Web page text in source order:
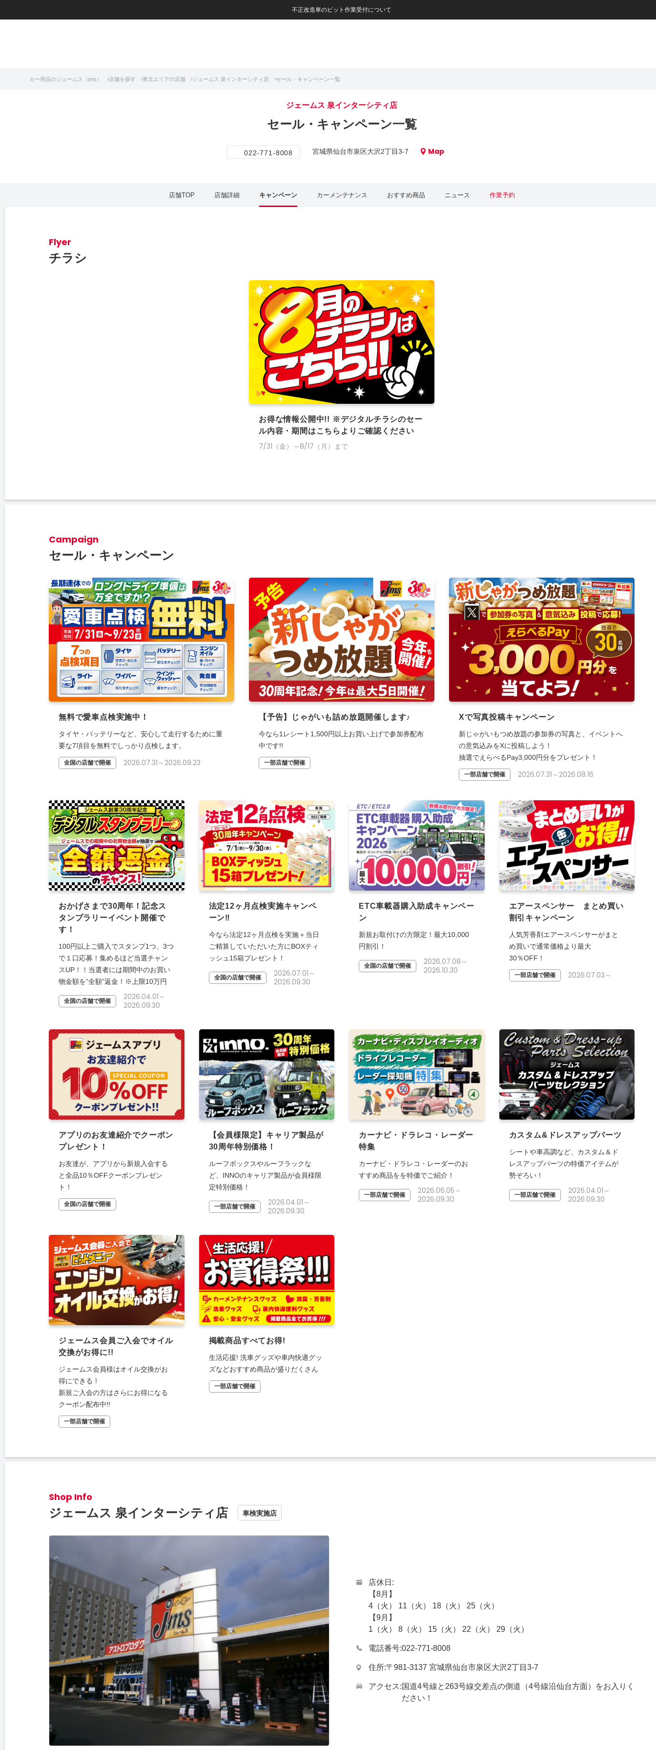
不正改造車のピット作業受付について
カー用品のジェームス（jms） 店舗を探す 東北エリアの店舗 ジェームス 泉インターシティ店 セール・キャンペーン一覧
ジェームス 泉インターシティ店
セール・キャンペーン一覧
022-771-8008 宮城県仙台市泉区大沢2丁目3-7 Map
店舗TOP 店舗詳細 キャンペーン カーメンテナンス おすすめ商品 ニュース 作業予約
Flyer
チラシ
お得な情報公開中!! ※デジタルチラシのセー
ル内容・期間はこちらよりご確認ください
7/31（金）～8/17（月）まで
Campaign
セール・キャンペーン
無料で愛車点検実施中！
タイヤ・バッテリーなど、安心して走行するために重
要な7項目を無料でしっかり点検します。
全国の店舗で開催 2026.07.31～2026.09.23
【予告】じゃがいも詰め放題開催します♪
今なら1レシート1,500円以上お買い上げで参加券配布
中です!!
一部店舗で開催
Xで写真投稿キャンペーン
新じゃがいもつめ放題の参加券の写真と、イベントへ
の意気込みをXに投稿しよう！
抽選でえらべるPay3,000円分をプレゼント！
一部店舗で開催 2026.07.31～2026.08.16
おかげさまで30周年！記念ス
タンプラリーイベント開催で
す！
100円以上ご購入でスタンプ1つ、3つ
で１口応募！集めるほど当選チャン
スUP！！当選者には期間中のお買い
物金額を”全額”返金！※上限10万円
全国の店舗で開催
2026.04.01～
2026.09.30
法定12ヶ月点検実施キャンペ
ーン‼
今なら法定12ヶ月点検を実施＋当日
ご精算していただいた方にBOXティ
ッシュ15箱プレゼント！
全国の店舗で開催
2026.07.01～
2026.09.30
ETC車載器購入助成キャンペー
ン
新規お取付けの方限定！最大10,000
円割引！
全国の店舗で開催
2026.07.08～
2026.10.30
エアースペンサー まとめ買い
割引キャンペーン
人気芳香剤エアースペンサーがまと
め買いで通常価格より最大
30％OFF！
一部店舗で開催 2026.07.03～
アプリのお友達紹介でクーポン
プレゼント！
お友達が、アプリから新規入会する
と全品10％OFFクーポンプレゼン
ト！
全国の店舗で開催
【会員様限定】キャリア製品が
30周年特別価格！
ルーフボックスやルーフラックな
ど、INNOのキャリア製品が会員様限
定特別価格！
一部店舗で開催
2026.04.01～
2026.09.30
カーナビ・ドラレコ・レーダー
特集
カーナビ・ドラレコ・レーダーのお
すすめ商品をを特価でご紹介！
一部店舗で開催
2026.06.05～
2026.09.30
カスタム&ドレスアップパーツ
シートや車高調など、カスタム＆ド
レスアップパーツの特価アイテムが
勢ぞろい！
一部店舗で開催
2026.04.01～
2026.09.30
ジェームス会員ご入会でオイル
交換がお得に!!
ジェームス会員様はオイル交換がお
得にできる！
新規ご入会の方はさらにお得になる
クーポン配布中!!
一部店舗で開催
掲載商品すべてお得!
生活応援! 洗車グッズや車内快適グッ
ズなどおすすめ商品が盛りだくさん
一部店舗で開催
Shop Info
ジェームス 泉インターシティ店 車検実施店
店休日
【8月】
4（火） 11（火） 18（火） 25（火）
【9月】
1（火） 8（火） 15（火） 22（火） 29（火）
電話番号 022-771-8008
住所 〒981-3137 宮城県仙台市泉区大沢2丁目3-7
アクセス 国道4号線と263号線交差点の側道（4号線沿仙台方面）をお入りく
ださい！